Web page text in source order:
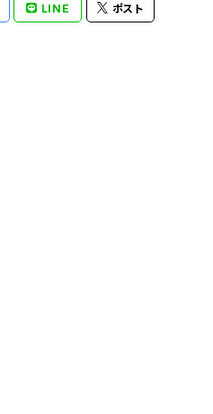
LINE ポスト